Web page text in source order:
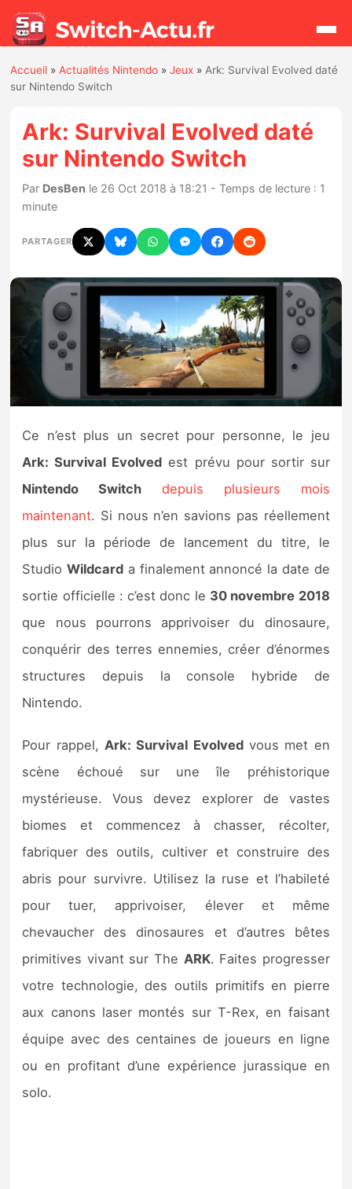
Actualités
Jeux
Hardware
Chiffres de ventes
Rumeurs
Nintendo Direct
Tests et previews
Tests de jeux
Tests d’accessoires
Autres tests
Previews
Précommandes
Précommandes jeux Switch 2
Bons plans
Guides
Accueil »Actualités Nintendo »Jeux »Ark: Survival Evolved daté
sur Nintendo Switch
Ark: Survival Evolved daté
sur Nintendo Switch
Par DesBen le 26 Oct 2018 à 18:21 - Temps de lecture : 1
minute
PARTAGER
Ce n’est plus un secret pour personne, le jeu
Ark: Survival Evolved est prévu pour sortir sur
Nintendo Switch
depuis plusieurs mois
maintenant. Si nous n’en savions pas réellement
plus sur la période de lancement du titre, le
StudioWildcard a finalement annoncé la date de
sortie officielle : c’est donc le 30 novembre 2018
que nous pourrons apprivoiser du dinosaure,
conquérir des terres ennemies, créer d’énormes
structures depuis la console hybride de
Nintendo.
Pour rappel, Ark: Survival Evolvedvous met en
scène échoué sur une île préhistorique
mystérieuse. Vous devez explorer de vastes
biomes et commencez à chasser, récolter,
fabriquer des outils, cultiver et construire des
abris pour survivre. Utilisez la ruse et l’habileté
pour tuer, apprivoiser, élever et même
chevaucher des dinosaures et d’autres bêtes
primitives vivant sur The ARK. Faites progresser
votre technologie, des outils primitifs en pierre
aux canons laser montés sur T-Rex, en faisant
équipe avec des centaines de joueurs en ligne
ou en profitant d’une expérience jurassique en
solo.